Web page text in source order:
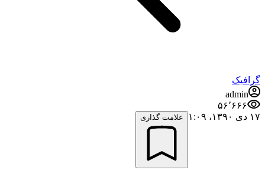
گرافیک
admin
۵۶٬۶۶۶
۱۷ دی ۱۳۹۰،‏ ۱:۰۹
علامت گذاری